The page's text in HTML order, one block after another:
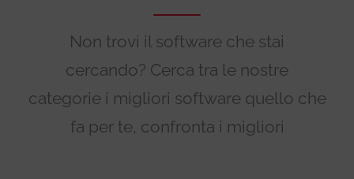
Non trovi il software che stai
cercando? Cerca tra le nostre
categorie i migliori software quello che
fa per te, confronta i migliori